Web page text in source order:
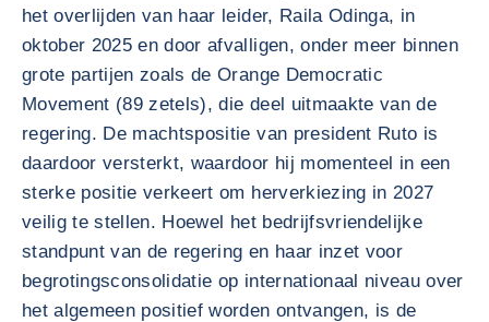
het overlijden van haar leider, Raila Odinga, in
oktober 2025 en door afvalligen, onder meer binnen
grote partijen zoals de Orange Democratic
Movement (89 zetels), die deel uitmaakte van de
regering. De machtspositie van president Ruto is
daardoor versterkt, waardoor hij momenteel in een
sterke positie verkeert om herverkiezing in 2027
veilig te stellen. Hoewel het bedrijfsvriendelijke
standpunt van de regering en haar inzet voor
begrotingsconsolidatie op internationaal niveau over
het algemeen positief worden ontvangen, is de